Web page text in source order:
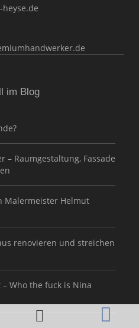
im Blog
– Raumgestaltung, Fassade
Malermeister Helmut
renovieren und streichen
Who the fuck is Nina